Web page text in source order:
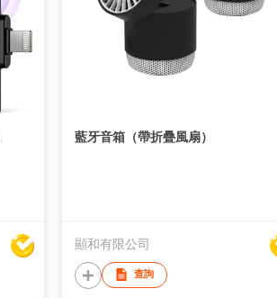
藍牙音箱（帶折疊風扇）
顯和有限公司
查詢